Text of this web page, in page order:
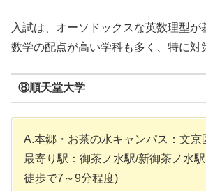
入試は、オーソドックスな英数理型が
数学の配点が高い学科も多く、特に対
⑧順天堂大学
A.本郷・お茶の水キャンパス：文京
最寄り駅：御茶ノ水駅/新御茶ノ水
徒歩で7～9分程度)